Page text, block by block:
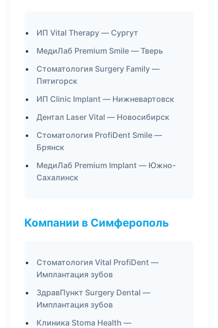
ИП Vital Therapy — Сургут
МедиЛаб Premium Smile — Тверь
Стоматология Surgery Family —
Пятигорск
ИП Clinic Implant — Нижневартовск
Дентал Laser Vital — Новосибирск
Стоматология ProfiDent Smile —
Брянск
МедиЛаб Premium Implant — Южно-
Сахалинск
Компании в Симферополь
Стоматология Vital ProfiDent —
Имплантация зубов
ЗдравПункт Surgery Dental —
Имплантация зубов
Клиника Stoma Health —